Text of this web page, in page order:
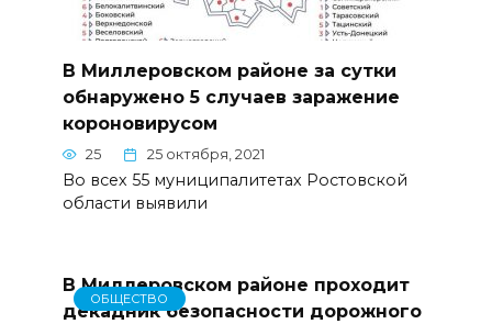
В Миллеровском районе за сутки
обнаружено 5 случаев заражение
короновирусом
25 25 октября, 2021
Во всех 55 муниципалитетах Ростовской
области выявили
ОБЩЕСТВО
В Миллеровском районе проходит
декадник безопасности дорожного